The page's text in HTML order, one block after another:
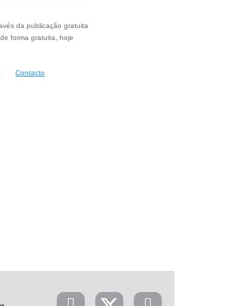
da publicação gratuita
forma gratuita, hoje
Contacto